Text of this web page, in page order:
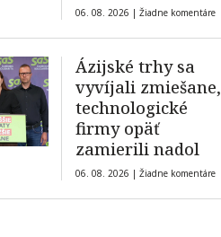
06. 08. 2026 | Žiadne komentáre
Ázijské trhy sa
vyvíjali zmiešane,
technologické
firmy opäť
zamierili nadol
06. 08. 2026 | Žiadne komentáre